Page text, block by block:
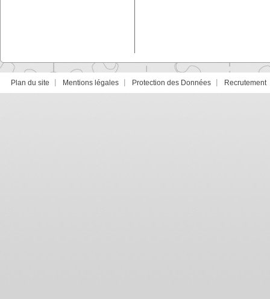
Plan du site Mentions légales Protection des Données Recrutement